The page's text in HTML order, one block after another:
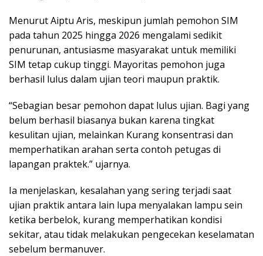
Menurut Aiptu Aris, meskipun jumlah pemohon SIM
pada tahun 2025 hingga 2026 mengalami sedikit
penurunan, antusiasme masyarakat untuk memiliki
SIM tetap cukup tinggi. Mayoritas pemohon juga
berhasil lulus dalam ujian teori maupun praktik.
“Sebagian besar pemohon dapat lulus ujian. Bagi yang
belum berhasil biasanya bukan karena tingkat
kesulitan ujian, melainkan Kurang konsentrasi dan
memperhatikan arahan serta contoh petugas di
lapangan praktek.” ujarnya.
Ia menjelaskan, kesalahan yang sering terjadi saat
ujian praktik antara lain lupa menyalakan lampu sein
ketika berbelok, kurang memperhatikan kondisi
sekitar, atau tidak melakukan pengecekan keselamatan
sebelum bermanuver.